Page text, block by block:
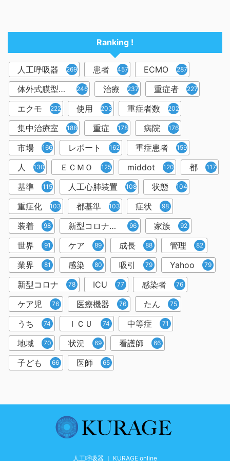
Ranking !
人工呼吸器 2698 患者 457 ECMO 287
体外式膜型人工肺 246 治療 237 重症者 227
エクモ 222 使用 203 重症者数 202
集中治療室 188 重症 178 病院 176
市場 166 レポート 162 重症患者 159
人 130 ＥＣＭＯ 125 middot 120 都 117
基準 115 人工心肺装置 108 状態 104
重症化 103 都基準 103 症状 98
装着 98 新型コロナウイルス 96 家族 92
世界 91 ケア 89 成長 88 管理 82
業界 81 感染 80 吸引 79 Yahoo 79
新型コロナ 78 ICU 77 感染者 76
ケア児 76 医療機器 76 たん 75
うち 74 ＩＣＵ 74 中等症 71
地域 70 状況 69 看護師 66
子ども 66 医師 65
人工呼吸器 ｜ KURAGE online